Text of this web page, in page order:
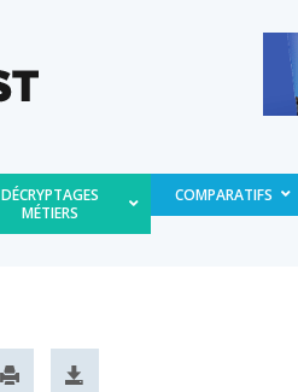
DÉCRYPTAGES
MÉTIERS
COMPARATIFS